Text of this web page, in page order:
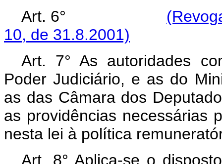
Art. 6°
10, de 31.8.2001)
Art. 7° As autoridades
Poder Judiciário, e as do
as das Câmara dos
as providências necessárias
nesta lei à política
Art. 8° Aplica-se o